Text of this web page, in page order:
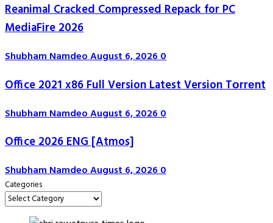
Reanimal Cracked Compressed Repack for PC
MediaFire 2026
Shubham NamdeoAugust 6, 20260
Office 2021 x86 Full Version Latest Version Tоrrеnt
Shubham NamdeoAugust 6, 20260
Office 2026 ENG [Atmos]
Shubham NamdeoAugust 6, 20260
Categories